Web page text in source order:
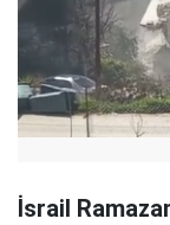
İsrail